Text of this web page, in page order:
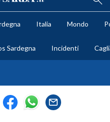
Italia Mondo
Sardegna Incidenti